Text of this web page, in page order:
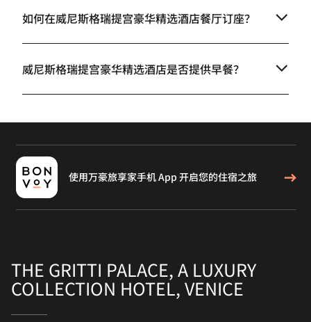
如何在威尼斯格瑞提宫豪华精选酒店餐厅订座？
威尼斯格瑞提宫豪华精选酒店是否提供早餐？
使用万豪旅享家手机 App 开启您的住宿之旅
THE GRITTI PALACE, A LUXURY
COLLECTION HOTEL, VENICE